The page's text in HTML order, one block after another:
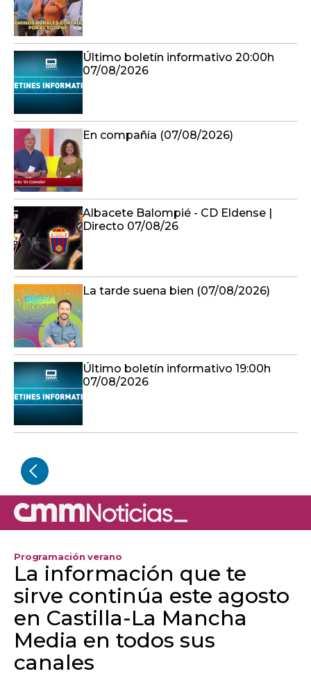
Último boletín informativo 20:00h
07/08/2026
En compañía (07/08/2026)
Albacete Balompié - CD Eldense |
Directo 07/08/26
La tarde suena bien (07/08/2026)
Último boletín informativo 19:00h
07/08/2026
Programación verano
La información que te
sirve continúa este agosto
en Castilla-La Mancha
Media en todos sus
canales